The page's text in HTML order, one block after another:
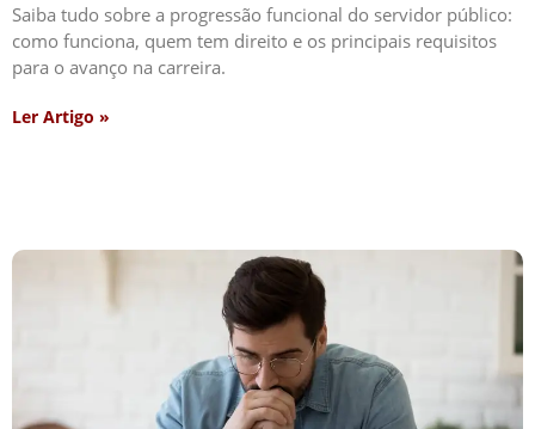
Saiba tudo sobre a progressão funcional do servidor público:
como funciona, quem tem direito e os principais requisitos
para o avanço na carreira.
Ler Artigo »